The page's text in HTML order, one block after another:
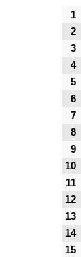
1
2
3
4
5
6
7
8
9
10
11
12
13
14
15